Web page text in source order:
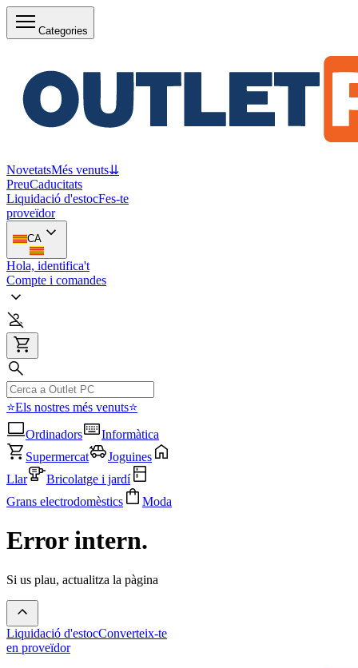
Categories
NovetatsMés venuts⇊
PreuCaducitats
Liquidació d'estocFes-te
proveïdor
CA
Hola, identifica't
Compte i comandes
⭐Els nostres més venuts⭐
Ordinadors
Informàtica
Supermercat
Joguines
Llar
Bricolatge i jardí
Grans electrodomèstics
Moda
Error intern.
Si us plau, actualitza la pàgina
Liquidació d'estocConverteix-te
en proveïdor